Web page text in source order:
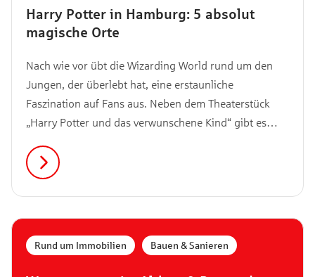
Harry Potter in Hamburg: 5 absolut
magische Orte
Nach wie vor übt die Wizarding World rund um den
Jungen, der überlebt hat, eine erstaunliche
Faszination auf Fans aus. Neben dem Theaterstück
„Harry Potter und das verwunschene Kind“ gibt es
magisch an die Filme und Bücher erinnern. Hier
erfährst du, wo sie sich befinden.
Rund um Immobilien Bauen & Sanieren